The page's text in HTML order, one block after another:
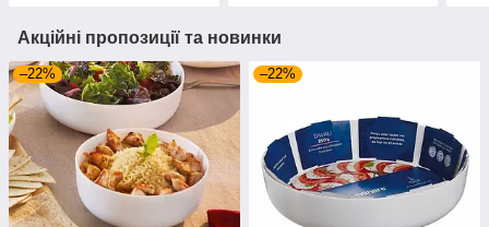
Акційні пропозиції та новинки
–22% –22%